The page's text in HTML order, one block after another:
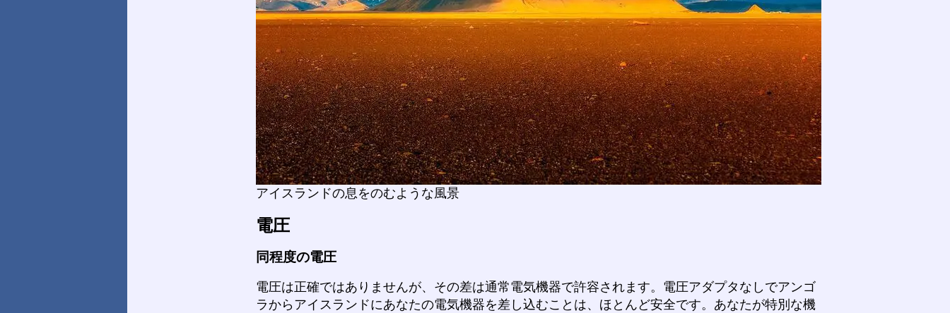
アイスランドの息をのむような風景
電圧
同程度の電圧
電圧は正確ではありませんが、その差は通常電気機器で許容されます。電圧アダプタなしでアンゴ
ラからアイスランドにあなたの電気機器を差し込むことは、ほとんど安全です。あなたが特別な機